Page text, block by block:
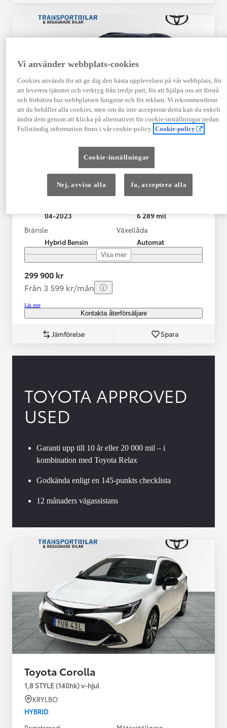
Toyota Yaris Cross
Toyota Yaris Cross 1,5 Hybrid Adventure Drag V-Hjul
KRYLBO
04-2023
6 289 mil
Bränsle
Hybrid Bensin
Växellåda
Automat
Visa mer
299 900 kr
Från 3 599 kr/mån
Läs mer
Kontakta återförsäljare
Jämförelse Spara
TOYOTA APPROVED
USED
Garanti upp till 10 år eller 20 000 mil – i
kombination med Toyota Relax
Godkända enligt en 145-punkts checklista
12 månaders vägassistans
Toyota Corolla
1,8 STYLE (140hk) v-hjul
KRYLBO
HYBRID
Vi använder webbplats-cookies
Cookies används för att ge dig den bästa upplevelsen på vår webbplats, för
att leverera tjänster och verktyg från tredje part, för att hjälpa oss att förstå
och förbättra hur webbplatsen fungerar och för reklam. Vi rekommenderar
att du behåller alla cookies, men om du inte accepterar detta kan du enkelt
ändra dem genom att klicka på alternativet för cookie-inställningar nedan.
Fullständig information finns i vår cookie-policy. Cookie-policy
Cookie-inställningar
Nej, avvisa alla Ja, acceptera alla